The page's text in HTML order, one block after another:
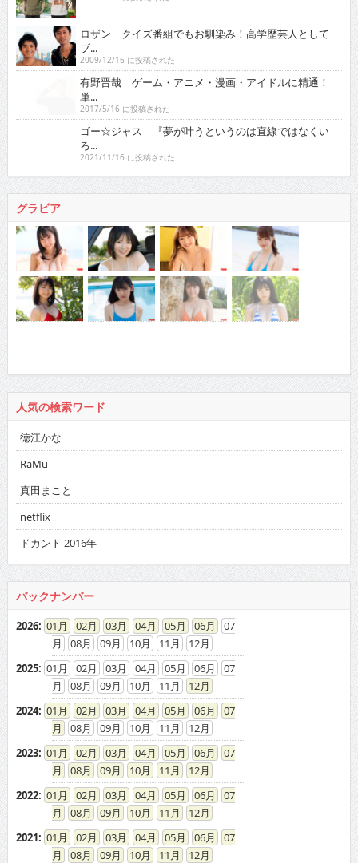
ロザン クイズ番組でもお馴染み！高学歴芸人として
ブ...
2009/12/16 に投稿された
有野晋哉 ゲーム・アニメ・漫画・アイドルに精通！
単...
2017/5/16 に投稿された
ゴー☆ジャス 『夢が叶うというのは直線ではなくい
ろ...
2021/11/16 に投稿された
グラビア
人気の検索ワード
徳江かな
RaMu
真田まこと
netflix
ドカント 2016年
バックナンバー
2026: 01 02 03 04 05 06
07
08
09 10 11
12
2025: 01 02 03 04 05 06
07
08
09 10 11
12
2024: 01 02 03 04 05 06
07
08
09 10 11
12
2023: 01 02 03 04 05 06
07
08
09 10 11
12
2022: 01 02 03 04 05 06
07
08
09 10 11
12
2021: 01 02 03 04 05 06
07
08
09 10 11
12